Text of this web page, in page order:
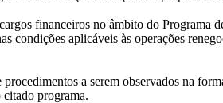
financeiros no âmbito do Programa
condições aplicáveis às operações
a serem observados na
citado programa.